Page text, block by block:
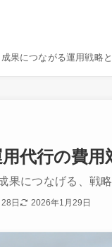
果につながる運用戦略
代行の費
果につなげる、戦
日 2026年1月29日